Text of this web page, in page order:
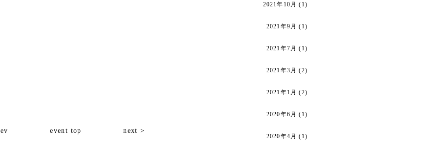
event top next >
2021年10月 (1)
2021年9月 (1)
2021年7月 (1)
2021年3月 (2)
2021年1月 (2)
2020年6月 (1)
2020年4月 (1)